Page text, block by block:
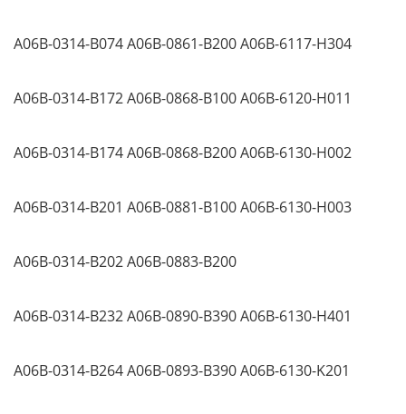
A06B-0314-B074 A06B-0861-B200A06B-6117-H304
A06B-0314-B172A06B-0868-B100A06B-6120-H011
A06B-0314-B174A06B-0868-B200A06B-6130-H002
A06B-0314-B201 A06B-0881-B100A06B-6130-H003
A06B-0314-B202A06B-0883-B200
A06B-0314-B232A06B-0890-B390A06B-6130-H401
A06B-0314-B264A06B-0893-B390A06B-6130-K201